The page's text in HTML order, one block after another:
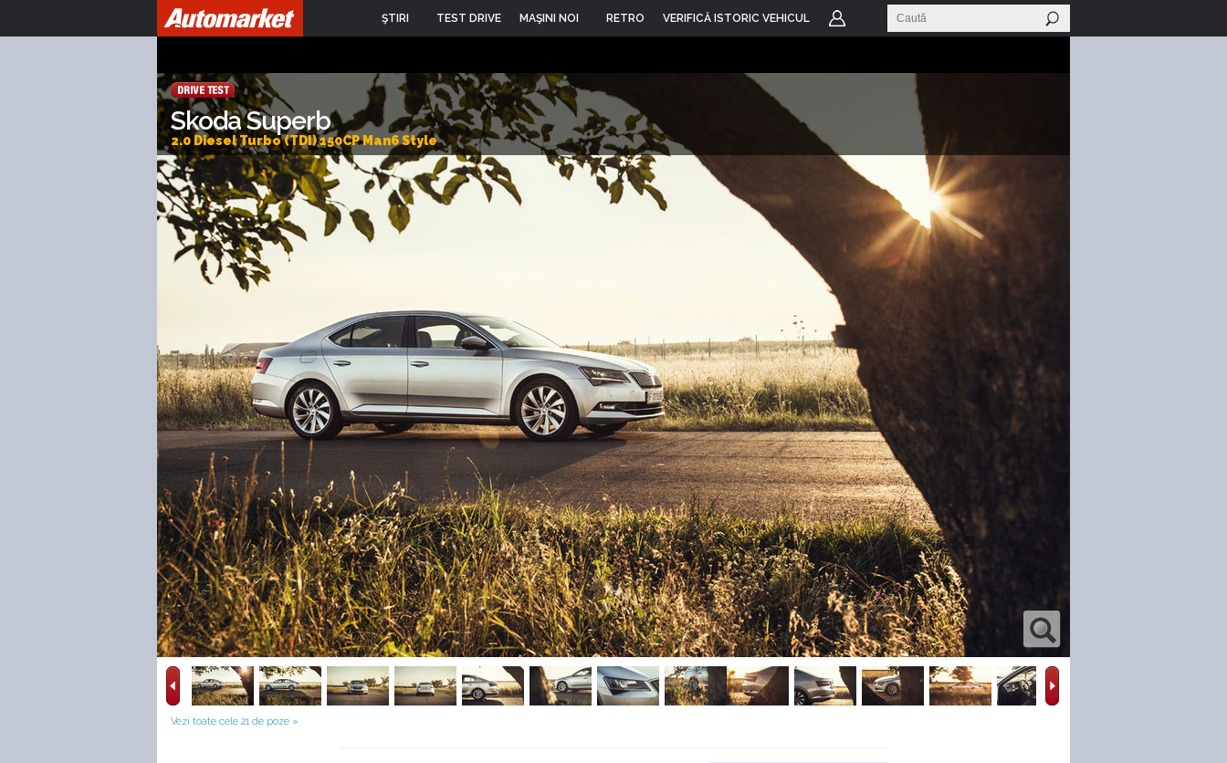
ŞTIRI TEST DRIVE MAŞINI NOI RETRO VERIFICĂ ISTORIC VEHICUL
Skoda Superb
2.0 Diesel Turbo (TDI) 150CP Man6 Style
Vezi toate cele 21 de poze »